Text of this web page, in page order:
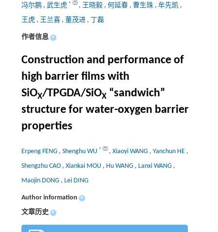
冯尔鹏 , 武生虎 * , 王晓毅 , 何延春 , 曹生珠 , 牟先凯 ,
王虎 , 王兰喜 , 董茂进 , 丁磊
作者信息 +
Construction and performance of
high barrier films with
SiOX/TPGDA/SiOX“sandwich”
structure for water-oxygen barrier
properties
Erpeng FENG , Shenghu WU * , Xiaoyi WANG , Yanchun HE ,
Shengzhu CAO , Xiankai MOU , Hu WANG , Lanxi WANG ,
Maojin DONG , Lei DING
Author information +
文章历史 +